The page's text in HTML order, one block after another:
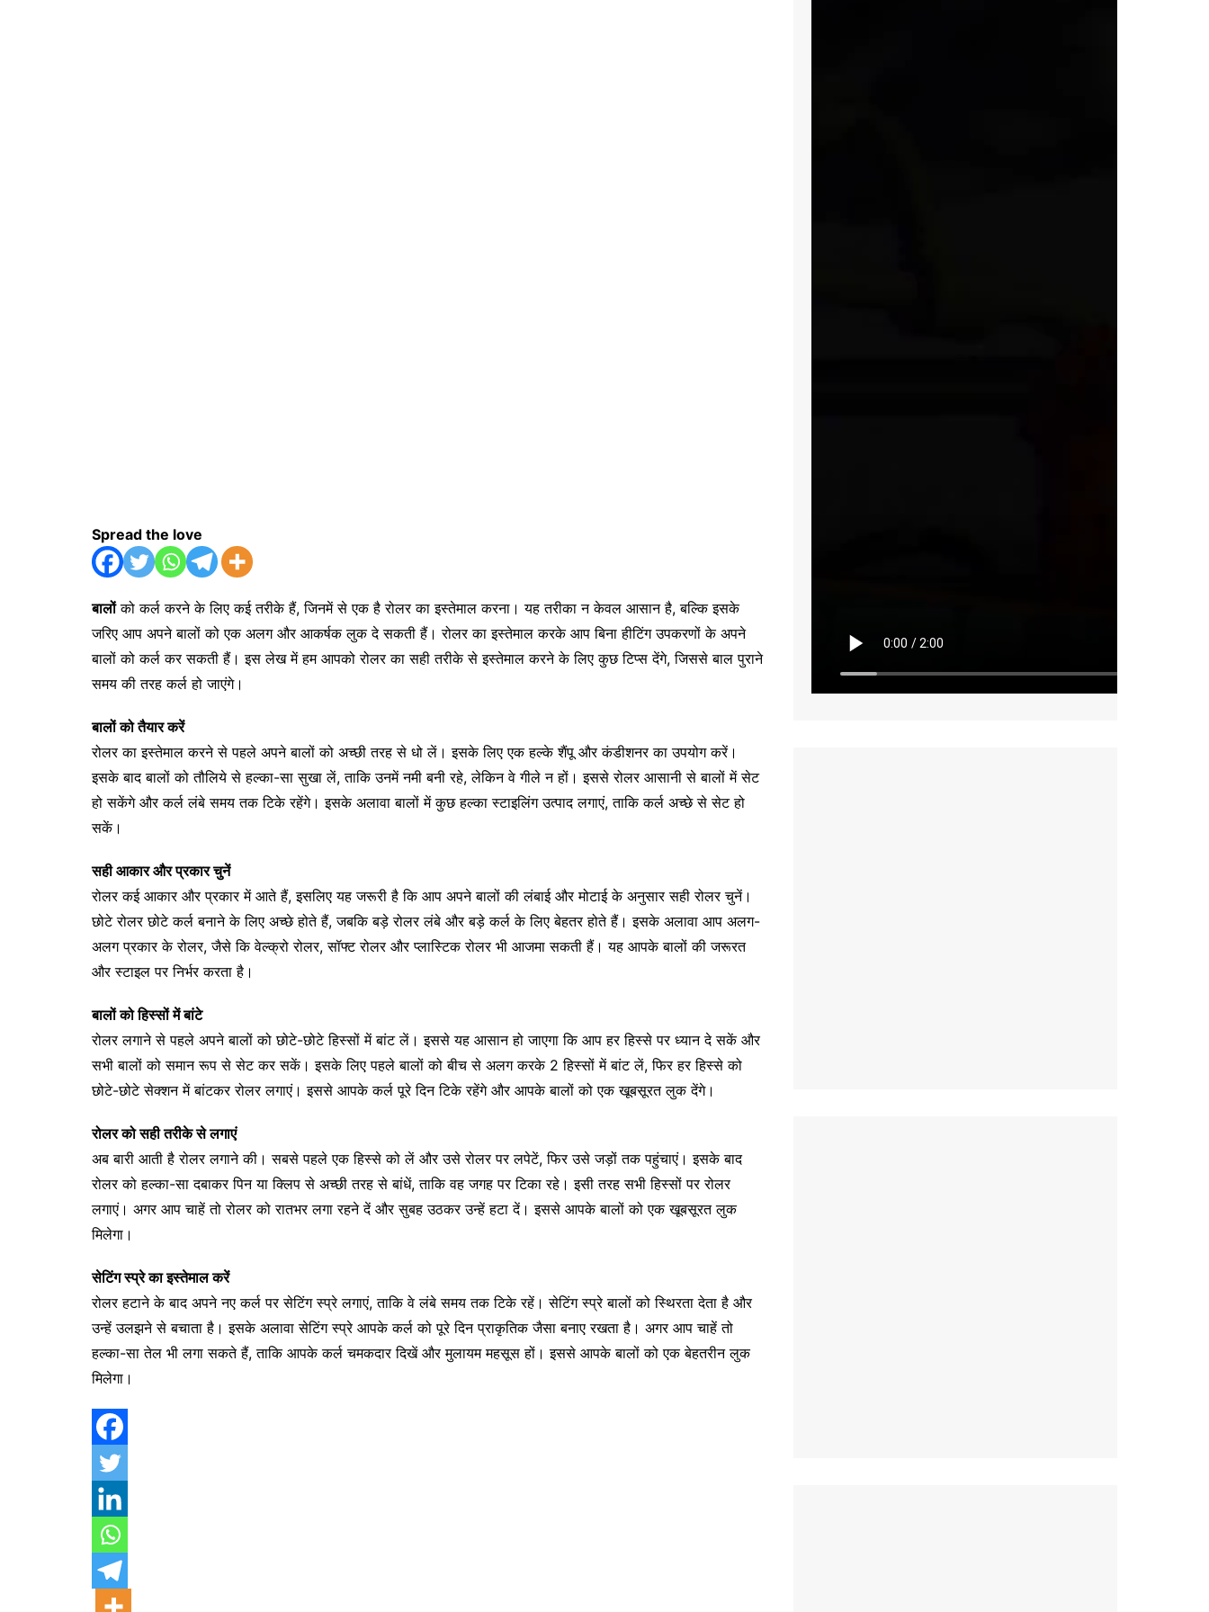
Spread the love
बालोंको कर्ल करने के लिए कई तरीके हैं, जिनमें से एक है रोलर का इस्तेमाल करना। यह तरीका न केवल आसान है, बल्कि इसके
जरिए आप अपने बालों को एक अलग और आकर्षक लुक दे सकती हैं। रोलर का इस्तेमाल करके आप बिना हीटिंग उपकरणों के अपने
बालों को कर्ल कर सकती हैं। इस लेख में हम आपको रोलर का सही तरीके से इस्तेमाल करने के लिए कुछ टिप्स देंगे, जिससे बाल पुराने
समय की तरह कर्ल हो जाएंगे।
बालों को तैयार करें
रोलर का इस्तेमाल करने से पहले अपने बालों को अच्छी तरह से धो लें। इसके लिए एक हल्के शैंपू और कंडीशनर का उपयोग करें।
इसके बाद बालों को तौलिये से हल्का-सा सुखा लें, ताकि उनमें नमी बनी रहे, लेकिन वे गीले न हों। इससे रोलर आसानी से बालों में सेट
हो सकेंगे और कर्ल लंबे समय तक टिके रहेंगे। इसके अलावा बालों में कुछ हल्का स्टाइलिंग उत्पाद लगाएं, ताकि कर्ल अच्छे से सेट हो
सकें।
सही आकार और प्रकार चुनें
रोलर कई आकार और प्रकार में आते हैं, इसलिए यह जरूरी है कि आप अपने बालों की लंबाई और मोटाई के अनुसार सही रोलर चुनें।
छोटे रोलर छोटे कर्ल बनाने के लिए अच्छे होते हैं, जबकि बड़े रोलर लंबे और बड़े कर्ल के लिए बेहतर होते हैं। इसके अलावा आप अलग-
अलग प्रकार के रोलर, जैसे कि वेल्क्रो रोलर, सॉफ्ट रोलर और प्लास्टिक रोलर भी आजमा सकती हैं। यह आपके बालों की जरूरत
और स्टाइल पर निर्भर करता है।
बालों को हिस्सों में बांटे
रोलर लगाने से पहले अपने बालों को छोटे-छोटे हिस्सों में बांट लें। इससे यह आसान हो जाएगा कि आप हर हिस्से पर ध्यान दे सकें और
सभी बालों को समान रूप से सेट कर सकें। इसके लिए पहले बालों को बीच से अलग करके 2 हिस्सों में बांट लें, फिर हर हिस्से को
छोटे-छोटे सेक्शन में बांटकर रोलर लगाएं। इससे आपके कर्ल पूरे दिन टिके रहेंगे और आपके बालों को एक खूबसूरत लुक देंगे।
रोलर को सही तरीके से लगाएं
अब बारी आती है रोलर लगाने की। सबसे पहले एक हिस्से को लें और उसे रोलर पर लपेटें, फिर उसे जड़ों तक पहुंचाएं। इसके बाद
रोलर को हल्का-सा दबाकर पिन या क्लिप से अच्छी तरह से बांधें, ताकि वह जगह पर टिका रहे। इसी तरह सभी हिस्सों पर रोलर
लगाएं। अगर आप चाहें तो रोलर को रातभर लगा रहने दें और सुबह उठकर उन्हें हटा दें। इससे आपके बालों को एक खूबसूरत लुक
मिलेगा।
सेटिंग स्प्रे का इस्तेमाल करें
रोलर हटाने के बाद अपने नए कर्ल पर सेटिंग स्प्रे लगाएं, ताकि वे लंबे समय तक टिके रहें। सेटिंग स्प्रे बालों को स्थिरता देता है और
उन्हें उलझने से बचाता है। इसके अलावा सेटिंग स्प्रे आपके कर्ल को पूरे दिन प्राकृतिक जैसा बनाए रखता है। अगर आप चाहें तो
हल्का-सा तेल भी लगा सकते हैं, ताकि आपके कर्ल चमकदार दिखें और मुलायम महसूस हों। इससे आपके बालों को एक बेहतरीन लुक
मिलेगा।